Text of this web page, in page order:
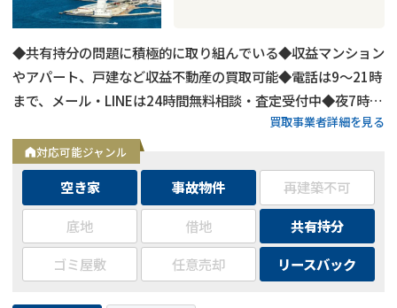
◆共有持分の問題に積極的に取り組んでいる◆収益マンション
やアパート、戸建など収益不動産の買取可能◆電話は9～21時
まで、メール・LINEは24時間無料相談・査定受付中◆夜7時以
買取事業者詳細を見る
対応可能ジャンル
空き家 事故物件
再建築不可
底地
借地
共有持分
ゴミ屋敷
任意売却 リースバック